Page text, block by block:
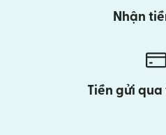
Nhận
Tiền gửi qua